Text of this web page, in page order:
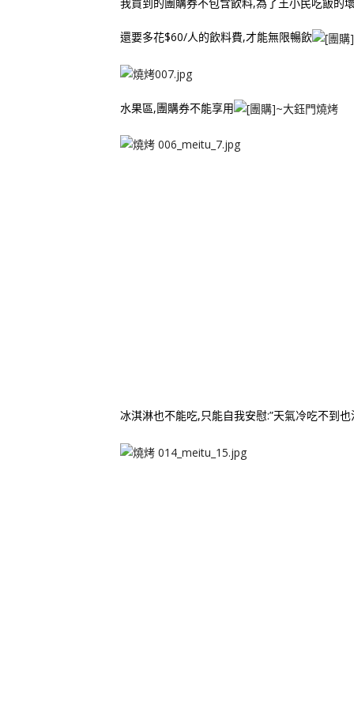
還要多花$60/人的飲料費,才能無限暢飲
水果區,團購券不能享用
冰淇淋也不能吃,只能自我安慰:”天氣冷吃不到也